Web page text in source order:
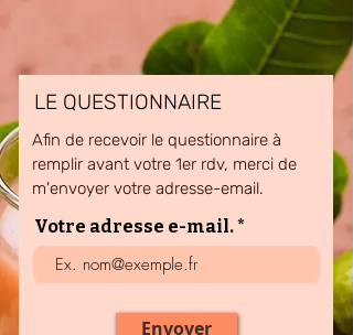
LE QUESTIONNAIRE
Afin de recevoir le questionnaire à
remplir avant votre 1er rdv, merci de
m'envoyer votre adresse-email.
Votre adresse e-mail.
Envoyer